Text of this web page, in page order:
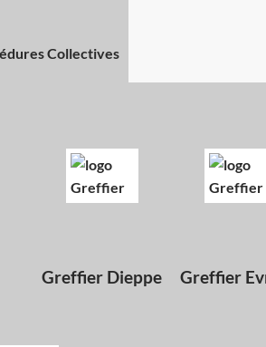
Collectives
Greffier Dieppe Greffier